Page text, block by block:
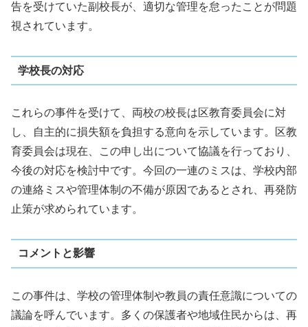
告を受けていた副校長が、適切な管理を怠ったことが問題
視されています。
学校長の対応
これらの事件を受けて、両校の校長は区教育委員会に対
し、自主的に損失額を負担する意向を示しています。区教
育委員会は現在、この申し出について協議を行っており、
今後の対応を検討中です。今回の一連のミスは、学校内部
の連絡ミスや管理体制の不備が原因であるとされ、再発防
止策が求められています。
コメントと影響
この事件は、学校の管理体制や教員の責任意識についての
議論を呼んでいます。多くの保護者や地域住民からは、再